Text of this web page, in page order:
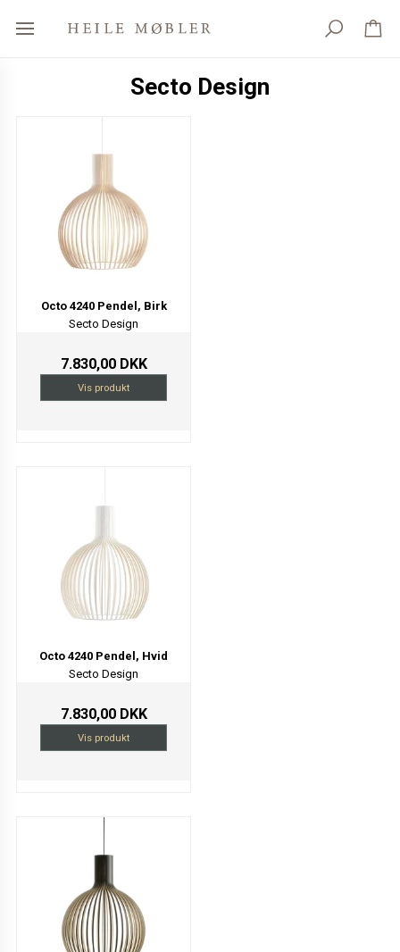
Secto Design
Octo 4240 Pendel, Birk
Secto Design
7.830,00 DKK
Vis produkt
Octo 4240 Pendel, Hvid
Secto Design
7.830,00 DKK
Vis produkt